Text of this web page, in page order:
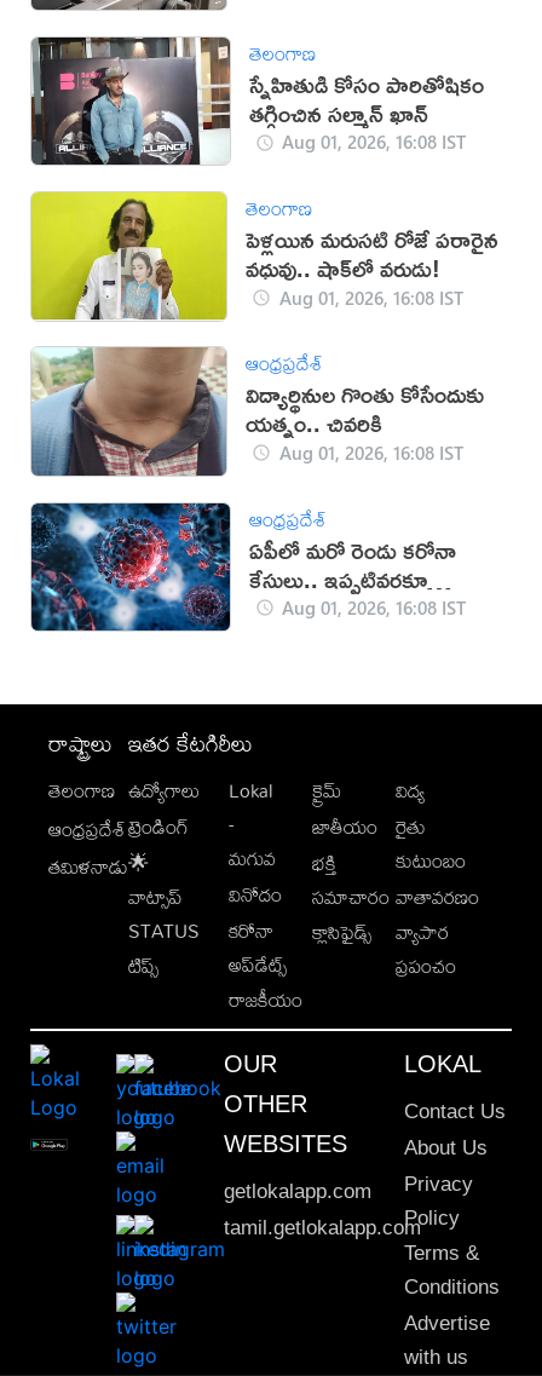
తెలంగాణ
స్నేహితుడి కోసం పారితోషికం
తగ్గించిన సల్మాన్ ఖాన్
Aug 01, 2026, 16:08 IST
తెలంగాణ
పెళ్లయిన మరుసటి రోజే పరారైన
వధువు.. షాక్‌లో వరుడు!
Aug 01, 2026, 16:08 IST
ఆంధ్రప్రదేశ్
విద్యార్థినుల గొంతు కోసేందుకు
యత్నం.. చివరికి
Aug 01, 2026, 16:08 IST
ఆంధ్రప్రదేశ్
ఏపీలో మరో రెండు కరోనా
కేసులు.. ఇప్పటివరకూ
ఎన్నంటే?
Aug 01, 2026, 16:08 IST
రాష్ట్రాలు
తెలంగాణ
ఆంధ్రప్రదేశ్
తమిళనాడు
ఇతర కేటగిరీలు
ఉద్యోగాలు
ట్రెండింగ్
🌟
వాట్సాప్
STATUS
టిప్స్
Lokal
-
మగువ
వినోదం
కరోనా
అప్‌డేట్స్
రాజకీయం
క్రైమ్
జాతీయం
భక్తి
సమాచారం
క్లాసిఫైడ్స్
విద్య
రైతు
కుటుంబం
వాతావరణం
వ్యాపార
ప్రపంచం
OUR
OTHER
WEBSITES
getlokalapp.com
tamil.getlokalapp.com
LOKAL
Contact Us
About Us
Privacy
Policy
Terms &
Conditions
Advertise
with us